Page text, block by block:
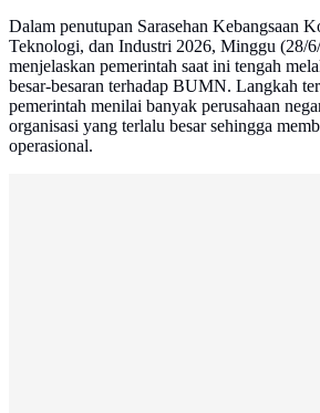
Dalam penutupan Sarasehan Kebangsaan
Teknologi, dan Industri 2026, Minggu (28/
menjelaskan pemerintah saat ini tengah
besar-besaran terhadap BUMN. Langkah
pemerintah menilai banyak perusahaan
organisasi yang terlalu besar sehingga
operasional.